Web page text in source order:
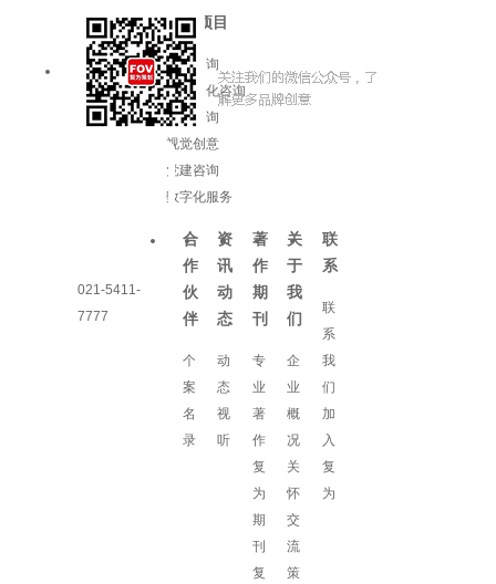
021-5411-
7777
服务项目
品牌咨询
企业文化咨询
增长咨询
视觉创意
党建咨询
数字化服务
合
作
伙
伴
个
案
名
录
资
讯
动
态
动
态
视
听
著
作
期
刊
专
业
著
作
复
为
期
刊
复
关
于
我
们
企
业
概
况
关
怀
交
流
策
联
系
联
系
我
们
加
入
复
为